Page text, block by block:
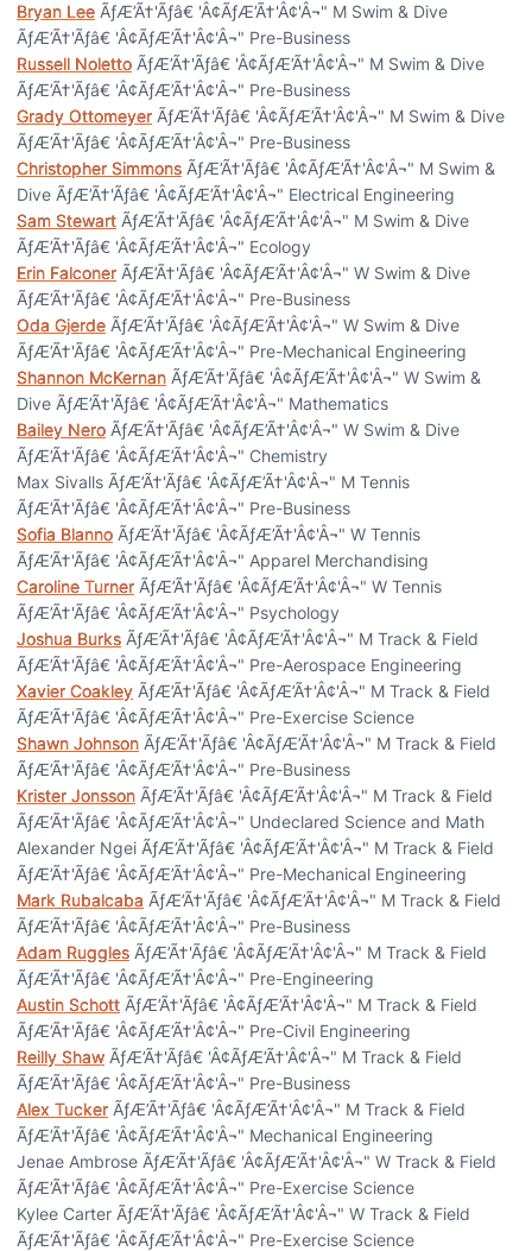
Bryan Lee ÃƒÆ’Ã†'Ãƒâ€ 'Â¢ÃƒÆ’Ã†'Â¢'Â¬" M Swim & Dive
ÃƒÆ’Ã†'Ãƒâ€ 'Â¢ÃƒÆ’Ã†'Â¢'Â¬" Pre-Business
Russell Noletto ÃƒÆ’Ã†'Ãƒâ€ 'Â¢ÃƒÆ’Ã†'Â¢'Â¬" M Swim & Dive
ÃƒÆ’Ã†'Ãƒâ€ 'Â¢ÃƒÆ’Ã†'Â¢'Â¬" Pre-Business
Grady Ottomeyer ÃƒÆ’Ã†'Ãƒâ€ 'Â¢ÃƒÆ’Ã†'Â¢'Â¬" M Swim & Dive
ÃƒÆ’Ã†'Ãƒâ€ 'Â¢ÃƒÆ’Ã†'Â¢'Â¬" Pre-Business
Christopher Simmons ÃƒÆ’Ã†'Ãƒâ€ 'Â¢ÃƒÆ’Ã†'Â¢'Â¬" M Swim &
Dive ÃƒÆ’Ã†'Ãƒâ€ 'Â¢ÃƒÆ’Ã†'Â¢'Â¬" Electrical Engineering
Sam Stewart ÃƒÆ’Ã†'Ãƒâ€ 'Â¢ÃƒÆ’Ã†'Â¢'Â¬" M Swim & Dive
ÃƒÆ’Ã†'Ãƒâ€ 'Â¢ÃƒÆ’Ã†'Â¢'Â¬" Ecology
Erin Falconer ÃƒÆ’Ã†'Ãƒâ€ 'Â¢ÃƒÆ’Ã†'Â¢'Â¬" W Swim & Dive
ÃƒÆ’Ã†'Ãƒâ€ 'Â¢ÃƒÆ’Ã†'Â¢'Â¬" Pre-Business
Oda Gjerde ÃƒÆ’Ã†'Ãƒâ€ 'Â¢ÃƒÆ’Ã†'Â¢'Â¬" W Swim & Dive
ÃƒÆ’Ã†'Ãƒâ€ 'Â¢ÃƒÆ’Ã†'Â¢'Â¬" Pre-Mechanical Engineering
Shannon McKernan ÃƒÆ’Ã†'Ãƒâ€ 'Â¢ÃƒÆ’Ã†'Â¢'Â¬" W Swim &
Dive ÃƒÆ’Ã†'Ãƒâ€ 'Â¢ÃƒÆ’Ã†'Â¢'Â¬" Mathematics
Bailey Nero ÃƒÆ’Ã†'Ãƒâ€ 'Â¢ÃƒÆ’Ã†'Â¢'Â¬" W Swim & Dive
ÃƒÆ’Ã†'Ãƒâ€ 'Â¢ÃƒÆ’Ã†'Â¢'Â¬" Chemistry
Max Sivalls ÃƒÆ’Ã†'Ãƒâ€ 'Â¢ÃƒÆ’Ã†'Â¢'Â¬" M Tennis
ÃƒÆ’Ã†'Ãƒâ€ 'Â¢ÃƒÆ’Ã†'Â¢'Â¬" Pre-Business
Sofia Blanno ÃƒÆ’Ã†'Ãƒâ€ 'Â¢ÃƒÆ’Ã†'Â¢'Â¬" W Tennis
ÃƒÆ’Ã†'Ãƒâ€ 'Â¢ÃƒÆ’Ã†'Â¢'Â¬" Apparel Merchandising
Caroline Turner ÃƒÆ’Ã†'Ãƒâ€ 'Â¢ÃƒÆ’Ã†'Â¢'Â¬" W Tennis
ÃƒÆ’Ã†'Ãƒâ€ 'Â¢ÃƒÆ’Ã†'Â¢'Â¬" Psychology
Joshua Burks ÃƒÆ’Ã†'Ãƒâ€ 'Â¢ÃƒÆ’Ã†'Â¢'Â¬" M Track & Field
ÃƒÆ’Ã†'Ãƒâ€ 'Â¢ÃƒÆ’Ã†'Â¢'Â¬" Pre-Aerospace Engineering
Xavier Coakley ÃƒÆ’Ã†'Ãƒâ€ 'Â¢ÃƒÆ’Ã†'Â¢'Â¬" M Track & Field
ÃƒÆ’Ã†'Ãƒâ€ 'Â¢ÃƒÆ’Ã†'Â¢'Â¬" Pre-Exercise Science
Shawn Johnson ÃƒÆ’Ã†'Ãƒâ€ 'Â¢ÃƒÆ’Ã†'Â¢'Â¬" M Track & Field
ÃƒÆ’Ã†'Ãƒâ€ 'Â¢ÃƒÆ’Ã†'Â¢'Â¬" Pre-Business
Krister Jonsson ÃƒÆ’Ã†'Ãƒâ€ 'Â¢ÃƒÆ’Ã†'Â¢'Â¬" M Track & Field
ÃƒÆ’Ã†'Ãƒâ€ 'Â¢ÃƒÆ’Ã†'Â¢'Â¬" Undeclared Science and Math
Alexander Ngei ÃƒÆ’Ã†'Ãƒâ€ 'Â¢ÃƒÆ’Ã†'Â¢'Â¬" M Track & Field
ÃƒÆ’Ã†'Ãƒâ€ 'Â¢ÃƒÆ’Ã†'Â¢'Â¬" Pre-Mechanical Engineering
Mark Rubalcaba ÃƒÆ’Ã†'Ãƒâ€ 'Â¢ÃƒÆ’Ã†'Â¢'Â¬" M Track & Field
ÃƒÆ’Ã†'Ãƒâ€ 'Â¢ÃƒÆ’Ã†'Â¢'Â¬" Pre-Business
Adam Ruggles ÃƒÆ’Ã†'Ãƒâ€ 'Â¢ÃƒÆ’Ã†'Â¢'Â¬" M Track & Field
ÃƒÆ’Ã†'Ãƒâ€ 'Â¢ÃƒÆ’Ã†'Â¢'Â¬" Pre-Engineering
Austin Schott ÃƒÆ’Ã†'Ãƒâ€ 'Â¢ÃƒÆ’Ã†'Â¢'Â¬" M Track & Field
ÃƒÆ’Ã†'Ãƒâ€ 'Â¢ÃƒÆ’Ã†'Â¢'Â¬" Pre-Civil Engineering
Reilly Shaw ÃƒÆ’Ã†'Ãƒâ€ 'Â¢ÃƒÆ’Ã†'Â¢'Â¬" M Track & Field
ÃƒÆ’Ã†'Ãƒâ€ 'Â¢ÃƒÆ’Ã†'Â¢'Â¬" Pre-Business
Alex Tucker ÃƒÆ’Ã†'Ãƒâ€ 'Â¢ÃƒÆ’Ã†'Â¢'Â¬" M Track & Field
ÃƒÆ’Ã†'Ãƒâ€ 'Â¢ÃƒÆ’Ã†'Â¢'Â¬" Mechanical Engineering
Jenae Ambrose ÃƒÆ’Ã†'Ãƒâ€ 'Â¢ÃƒÆ’Ã†'Â¢'Â¬" W Track & Field
ÃƒÆ’Ã†'Ãƒâ€ 'Â¢ÃƒÆ’Ã†'Â¢'Â¬" Pre-Exercise Science
Kylee Carter ÃƒÆ’Ã†'Ãƒâ€ 'Â¢ÃƒÆ’Ã†'Â¢'Â¬" W Track & Field
ÃƒÆ’Ã†'Ãƒâ€ 'Â¢ÃƒÆ’Ã†'Â¢'Â¬" Pre-Exercise Science